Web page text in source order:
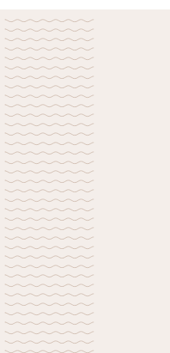
Lege tijd is